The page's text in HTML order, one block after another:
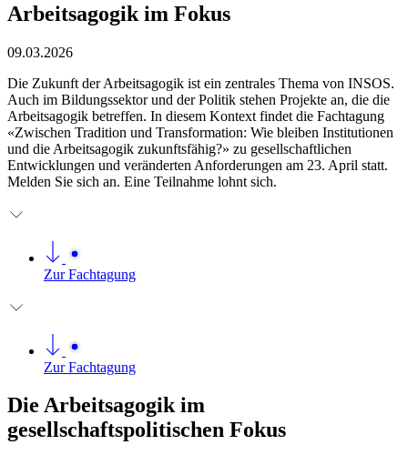
Arbeitsagogik im Fokus
09.03.2026
Die Zukunft der Arbeitsagogik ist ein zentrales Thema von INSOS.
Auch im Bildungssektor und der Politik stehen Projekte an, die die
Arbeitsagogik betreffen. In diesem Kontext findet die Fachtagung
«Zwischen Tradition und Transformation: Wie bleiben Institutionen
und die Arbeitsagogik zukunftsfähig?» zu gesellschaftlichen
Entwicklungen und veränderten Anforderungen am 23. April statt.
Melden Sie sich an. Eine Teilnahme lohnt sich.
Zur Fachtagung
Zur Fachtagung
Die Arbeitsagogik im
gesellschaftspolitischen Fokus